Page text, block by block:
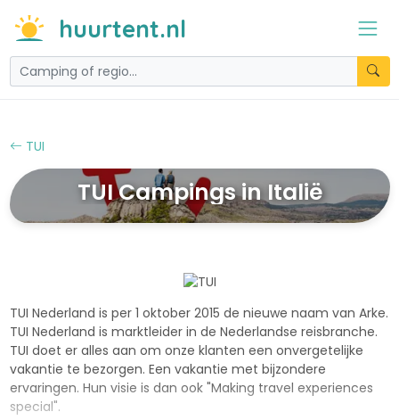
huurtent.nl
TUI
TUI Campings in Italië
TUI Nederland is per 1 oktober 2015 de nieuwe naam van Arke.
TUI Nederland is marktleider in de Nederlandse reisbranche.
TUI doet er alles aan om onze klanten een onvergetelijke
vakantie te bezorgen. Een vakantie met bijzondere
ervaringen. Hun visie is dan ook "Making travel experiences
special".